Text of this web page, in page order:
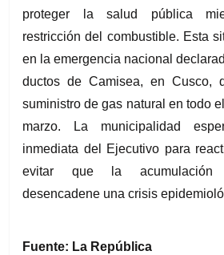
proteger la salud pública
restricción del combustible. Esta
en la emergencia nacional
ductos de Camisea, en Cusco,
suministro de gas natural en todo
marzo. La municipalidad
inmediata del Ejecutivo para
evitar que la acumulación
desencadene una crisis
Fuente: La República